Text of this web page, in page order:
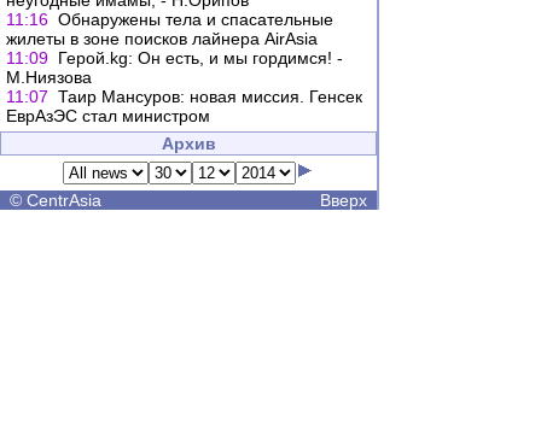
11:16 Обнаружены тела и спасательные
жилеты в зоне поисков лайнера AirAsia
11:09 Герой.kg: Он есть, и мы гордимся! -
М.Ниязова
11:07 Таир Мансуров: новая миссия. Генсек
ЕврАзЭС стал министром
Архив
© CentrAsia Вверх